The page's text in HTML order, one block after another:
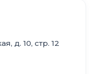
д. 10, стр. 12